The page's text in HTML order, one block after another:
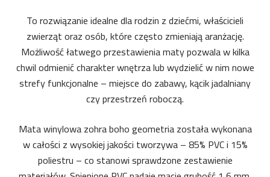
To rozwiązanie idealne dla rodzin z dziećmi, właścicieli
zwierząt oraz osób, które często zmieniają aranżację.
Możliwość łatwego przestawienia maty pozwala w kilka
chwil odmienić charakter wnętrza lub wydzielić w nim nowe
strefy funkcjonalne – miejsce do zabawy, kącik jadalniany
czy przestrzeń roboczą.
Mata winylowa zohra boho geometria została wykonana
w całości z wysokiej jakości tworzywa – 85% PVC i 15%
poliestru – co stanowi sprawdzone zestawienie